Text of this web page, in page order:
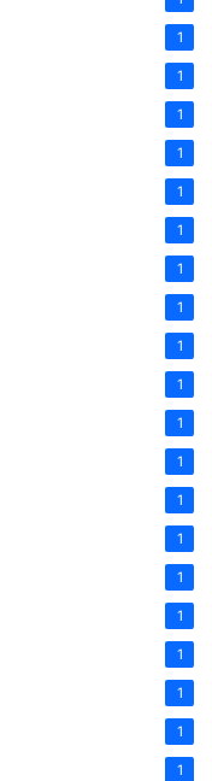
1
1
1
1
1
1
1
1
1
1
1
1
1
1
1
1
1
1
1
1